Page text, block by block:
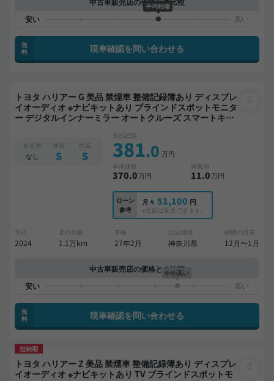
平均相場
無
料
現車確認を問い合わせる
トヨタ ハリアー G 美品 禁煙車 整備記録簿あり ディスプレ
イオーディオ ※ナビキットあり ブラインドスポットモニタ
ー デジタルインナーミラー オートクルーズ スマートキー
板金歴
なし
外装
S
内装
S
支払総額
381.0 万円
本体価格
370.0万円
諸費用
11.0万円
ローン
参考
月々 51,100 円
※金額は変更できます。
年式
2024
走行距離
1.1万km
車検
27年2月
出品地域
神奈川県
納期の目安
12月〜1月
中古車販売店の価格との比較
やや高い
無
料
現車確認を問い合わせる
短納期
トヨタ ハリアー Z 美品 禁煙車 整備記録簿あり ディスプレ
イオーディオ ※ナビキットあり TV ブラインドスポットモ